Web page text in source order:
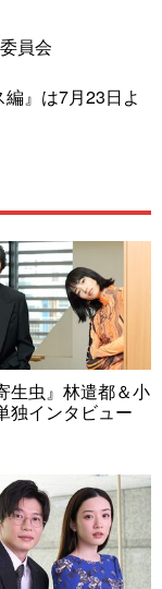
員会
』は7月23日よ
生虫』林遣都＆小
インタビュー